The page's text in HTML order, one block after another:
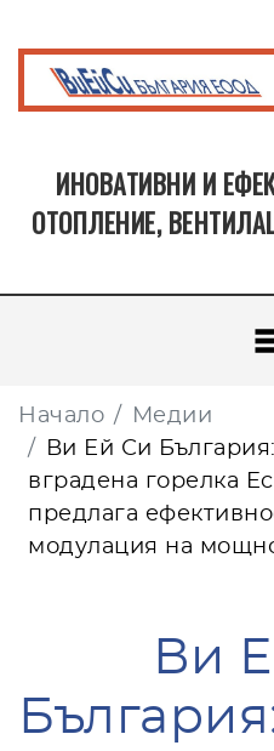
ИНОВАТИВНИ И
ОТОПЛЕНИЕ,
Начало
Медии
Ви Ей Си
вградена горелка
предлага
модулация на
Ви